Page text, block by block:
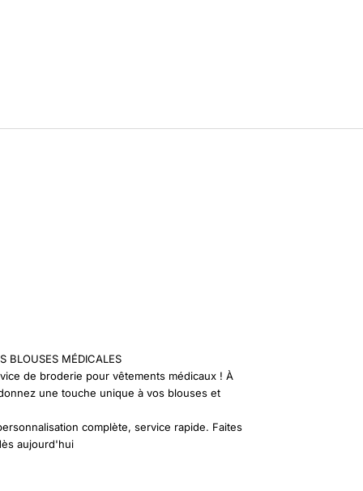
BLOUSES MÉDICALES
de broderie pour vêtements médicaux ! À
une touche unique à vos blouses et
complète, service rapide. Faites
aujourd'hui